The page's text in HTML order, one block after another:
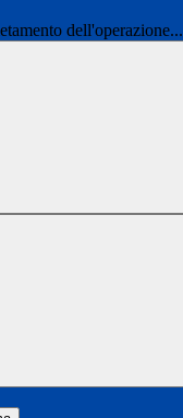
dell'operazione...